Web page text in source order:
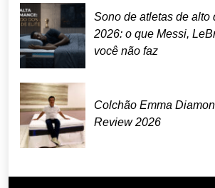
Sono de atletas de alto
2026: o que Messi,
você não faz
Colchão Emma
Review 2026